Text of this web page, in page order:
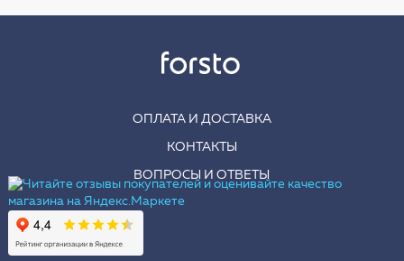
ОПЛАТА И ДОСТАВКА
КОНТАКТЫ
ВОПРОСЫ И ОТВЕТЫ